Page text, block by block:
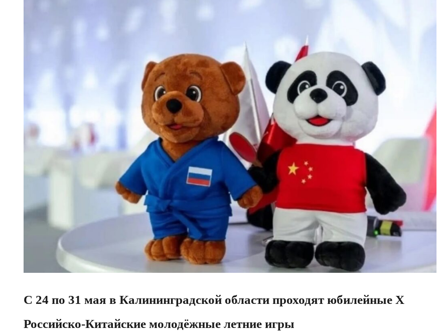
С 24 по 31 мая в Калининградской области проходят юбилейные X
Российско-Китайские молодёжные летние игры